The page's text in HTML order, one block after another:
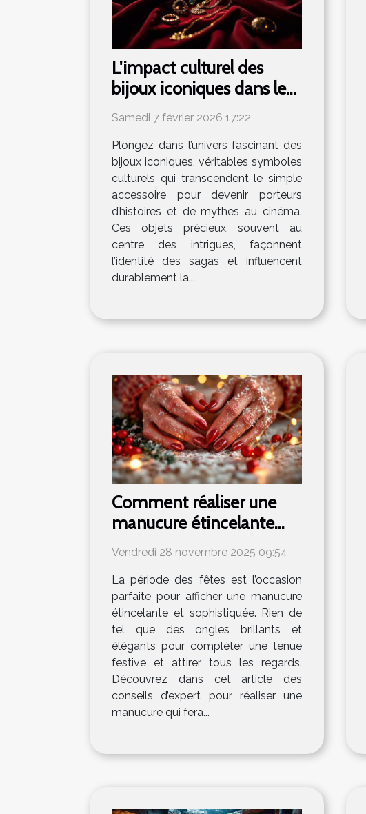
L'impact culturel des
bijoux iconiques dans les
sagas
cinématographiques
Samedi 7 février 2026 17:22
Plongez dans l’univers fascinant des
bijoux iconiques, véritables symboles
culturels qui transcendent le simple
accessoire pour devenir porteurs
d’histoires et de mythes au cinéma.
Ces objets précieux, souvent au
centre des intrigues, façonnent
l’identité des sagas et influencent
durablement la...
Comment réaliser une
manucure étincelante
pour les fêtes ?
Vendredi 28 novembre 2025 09:54
La période des fêtes est l’occasion
parfaite pour afficher une manucure
étincelante et sophistiquée. Rien de
tel que des ongles brillants et
élégants pour compléter une tenue
festive et attirer tous les regards.
Découvrez dans cet article des
conseils d’expert pour réaliser une
manucure qui fera...